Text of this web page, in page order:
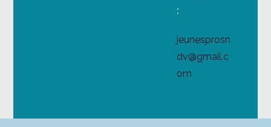
:
jeunesprosn
dv@gmail.c
om